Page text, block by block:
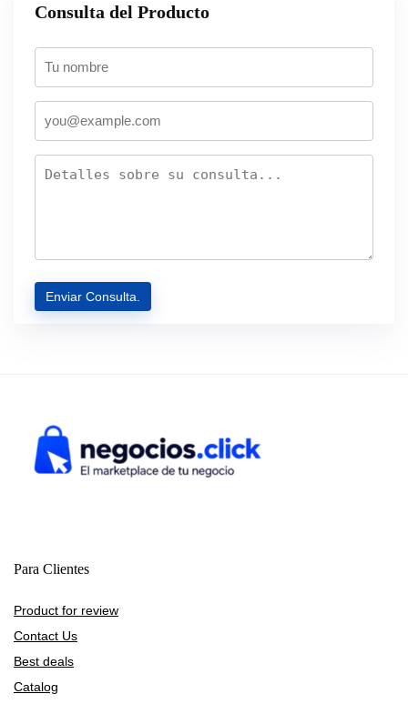
Consulta del Producto
Para Clientes
Product for review
Contact Us
Best deals
Catalog